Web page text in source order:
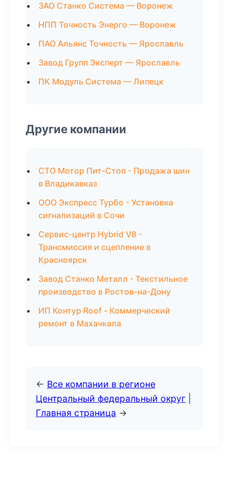
ЗАО Станко Система — Воронеж
НПП Точность Энерго — Воронеж
ПАО Альянс Точность — Ярославль
Завод Групп Эксперт — Ярославль
ПК Модуль Система — Липецк
Другие компании
СТО Мотор Пит-Стоп - Продажа шин
в Владикавказ
ООО Экспресс Турбо - Установка
сигнализаций в Сочи
Сервис-центр Hybrid V8 -
Трансмиссия и сцепление в
Красноярск
Завод Станко Металл - Текстильное
производство в Ростов-на-Дону
ИП Контур Roof - Коммерческий
ремонт в Махачкала
← Все компании в регионе
Центральный федеральный округ
Главная страница →